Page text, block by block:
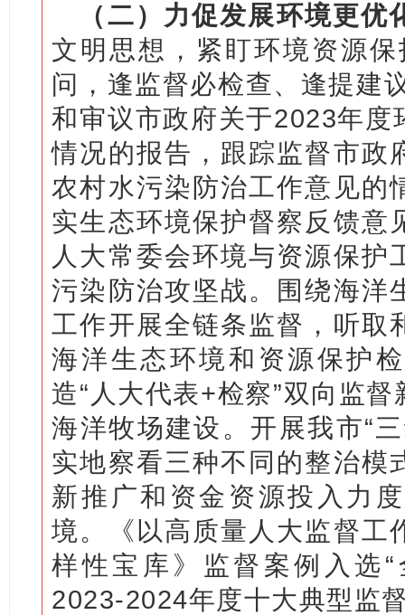
（二）力促发展环境更优
文明思想，紧盯环境资源
问，逢监督必检查、逢提建
和审议市政府关于2023年度
情况的报告，跟踪监督市政
农村水污染防治工作意见的
实生态环境保护督察反馈意
人大常委会环境与资源保护
污染防治攻坚战。围绕海洋
工作开展全链条监督，听取
海洋生态环境和资源保护
造“人大代表+检察”双向监
海洋牧场建设。开展我市“
实地察看三种不同的整治模
新推广和资金资源投入力
境。《以高质量人大监督工
样性宝库》监督案例入选
2023-2024年度十大典型监